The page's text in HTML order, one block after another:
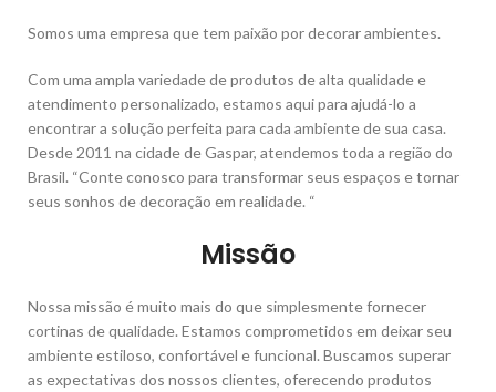
Somos uma empresa que tem paixão por decorar ambientes.
Com uma ampla variedade de produtos de alta qualidade e
atendimento personalizado, estamos aqui para ajudá-lo a
encontrar a solução perfeita para cada ambiente de sua casa.
Desde 2011 na cidade de Gaspar, atendemos toda a região do
Brasil. “Conte conosco para transformar seus espaços e tornar
seus sonhos de decoração em realidade. “
Missão
Nossa missão é muito mais do que simplesmente fornecer
cortinas de qualidade. Estamos comprometidos em deixar seu
ambiente estiloso, confortável e funcional. Buscamos superar
as expectativas dos nossos clientes, oferecendo produtos